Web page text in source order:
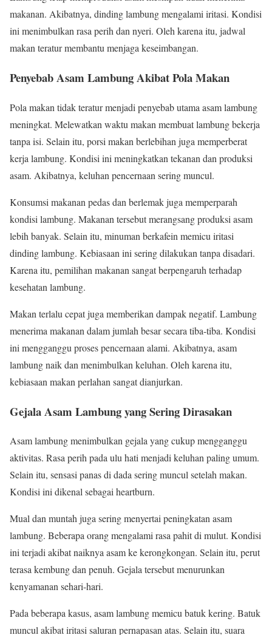
makanan. Akibatnya, dinding lambung mengalami iritasi. Kondisi
ini menimbulkan rasa perih dan nyeri. Oleh karena itu, jadwal
makan teratur membantu menjaga keseimbangan.
Penyebab Asam Lambung Akibat Pola Makan
Pola makan tidak teratur menjadi penyebab utama asam lambung
meningkat. Melewatkan waktu makan membuat lambung bekerja
tanpa isi. Selain itu, porsi makan berlebihan juga memperberat
kerja lambung. Kondisi ini meningkatkan tekanan dan produksi
asam. Akibatnya, keluhan pencernaan sering muncul.
Konsumsi makanan pedas dan berlemak juga memperparah
kondisi lambung. Makanan tersebut merangsang produksi asam
lebih banyak. Selain itu, minuman berkafein memicu iritasi
dinding lambung. Kebiasaan ini sering dilakukan tanpa disadari.
Karena itu, pemilihan makanan sangat berpengaruh terhadap
kesehatan lambung.
Makan terlalu cepat juga memberikan dampak negatif. Lambung
menerima makanan dalam jumlah besar secara tiba-tiba. Kondisi
ini mengganggu proses pencernaan alami. Akibatnya, asam
lambung naik dan menimbulkan keluhan. Oleh karena itu,
kebiasaan makan perlahan sangat dianjurkan.
Gejala Asam Lambung yang Sering Dirasakan
Asam lambung menimbulkan gejala yang cukup mengganggu
aktivitas. Rasa perih pada ulu hati menjadi keluhan paling umum.
Selain itu, sensasi panas di dada sering muncul setelah makan.
Kondisi ini dikenal sebagai heartburn.
Mual dan muntah juga sering menyertai peningkatan asam
lambung. Beberapa orang mengalami rasa pahit di mulut. Kondisi
ini terjadi akibat naiknya asam ke kerongkongan. Selain itu, perut
terasa kembung dan penuh. Gejala tersebut menurunkan
kenyamanan sehari-hari.
Pada beberapa kasus, asam lambung memicu batuk kering. Batuk
muncul akibat iritasi saluran pernapasan atas. Selain itu, suara